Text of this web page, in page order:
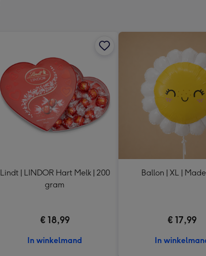
Lindt | LINDOR Hart Melk | 200
gram
€ 18,99
In winkelmand
Ballon | XL |
€ 17,99
In